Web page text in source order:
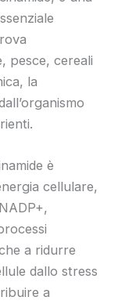
pesce, cereali
la
è
cellulare,
a ridurre
dallo stress
a